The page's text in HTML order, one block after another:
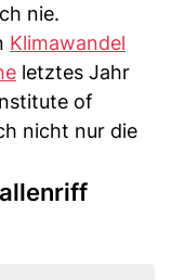
nie.
Klimawandel
letztes Jahr
of
nicht nur die